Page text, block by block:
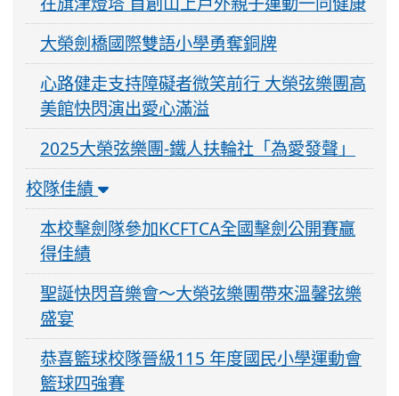
大榮劍橋國際雙語小學勇奪銅牌
心路健走支持障礙者微笑前行 大榮弦樂團高
美館快閃演出愛心滿溢
2025大榮弦樂團-鐵人扶輪社「為愛發聲」
校隊佳績
本校擊劍隊參加KCFTCA全國擊劍公開賽贏
得佳績
聖誕快閃音樂會～大榮弦樂團帶來溫馨弦樂
盛宴
恭喜籃球校隊晉級115 年度國民小學運動會
籃球四強賽